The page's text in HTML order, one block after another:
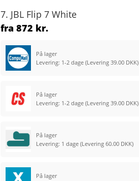
7. JBL Flip 7 White
fra 872 kr.
På lager
Levering: 1-2 dage (Levering 39.00 DKK)
På lager
Levering: 1-2 dage (Levering 39.00 DKK)
På lager
Levering: 1 dage (Levering 60.00 DKK)
På lager